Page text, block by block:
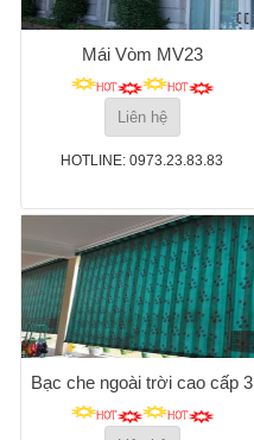
Mái Vòm MV23
Liên hệ
HOTLINE: 0973.23.83.83
Bạc che ngoài trời cao cấp 3